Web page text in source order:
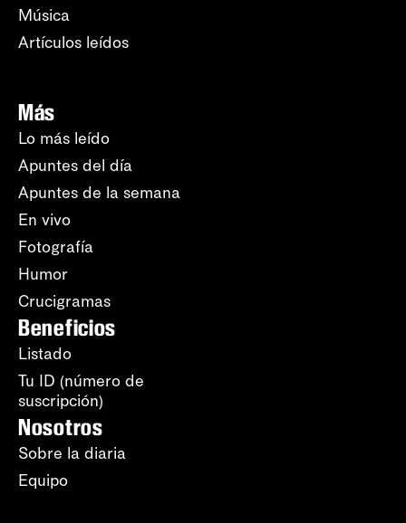
Música
Artículos leídos
Más
Lo más leído
Apuntes del día
Apuntes de la semana
En vivo
Fotografía
Humor
Crucigramas
Beneficios
Listado
Tu ID (número de
suscripción)
Nosotros
Sobre la diaria
Equipo